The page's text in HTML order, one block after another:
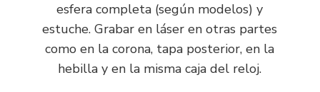
esfera completa (según modelos) y
estuche. Grabar en láser en otras partes
como en la corona, tapa posterior, en la
hebilla y en la misma caja del reloj.